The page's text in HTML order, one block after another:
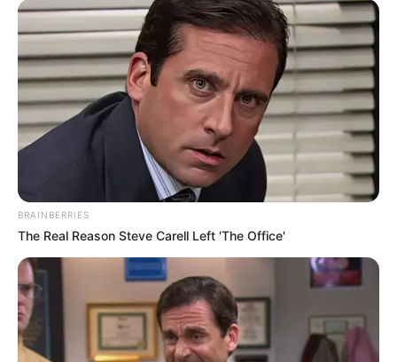
BRAINBERRIES
The Real Reason Steve Carell Left 'The Office'